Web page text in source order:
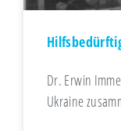
Dr. Erwin
Ukraine